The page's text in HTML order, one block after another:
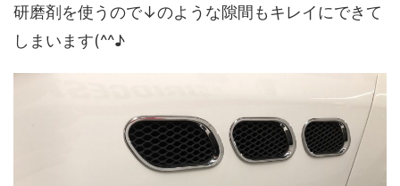
研磨剤を使うので↓のような隙間もキレイにできて
しまいます(^^♪